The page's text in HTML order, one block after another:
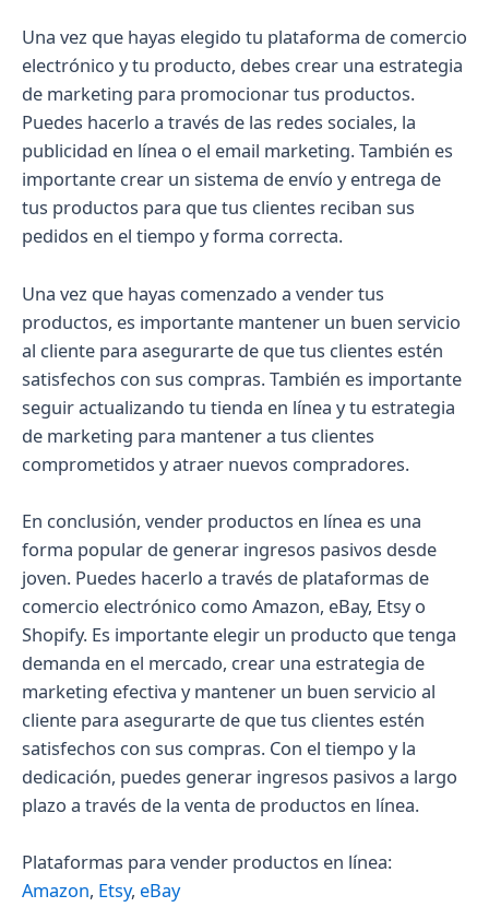
Una vez que hayas elegido tu plataforma de comercio
electrónico y tu producto, debes crear una estrategia
de marketing para promocionar tus productos.
Puedes hacerlo a través de las redes sociales, la
publicidad en línea o el email marketing. También es
importante crear un sistema de envío y entrega de
tus productos para que tus clientes reciban sus
pedidos en el tiempo y forma correcta.
Una vez que hayas comenzado a vender tus
productos, es importante mantener un buen servicio
al cliente para asegurarte de que tus clientes estén
satisfechos con sus compras. También es importante
seguir actualizando tu tienda en línea y tu estrategia
de marketing para mantener a tus clientes
comprometidos y atraer nuevos compradores.
En conclusión, vender productos en línea es una
forma popular de generar ingresos pasivos desde
joven. Puedes hacerlo a través de plataformas de
comercio electrónico como Amazon, eBay, Etsy o
Shopify. Es importante elegir un producto que tenga
demanda en el mercado, crear una estrategia de
marketing efectiva y mantener un buen servicio al
cliente para asegurarte de que tus clientes estén
satisfechos con sus compras. Con el tiempo y la
dedicación, puedes generar ingresos pasivos a largo
plazo a través de la venta de productos en línea.
Plataformas para vender productos en línea:
Amazon, Etsy, eBay